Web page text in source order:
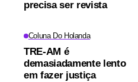
precisa ser revista
Coluna Do Holanda
TRE-AM é
demasiadamente lento
em fazer justiça